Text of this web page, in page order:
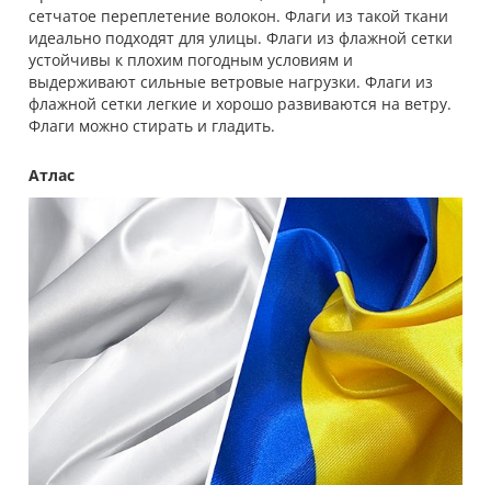
сетчатое переплетение волокон. Флаги из такой ткани
идеально подходят для улицы. Флаги из флажной сетки
устойчивы к плохим погодным условиям и
выдерживают сильные ветровые нагрузки. Флаги из
флажной сетки легкие и хорошо развиваются на ветру.
Флаги можно стирать и гладить.
Атлас